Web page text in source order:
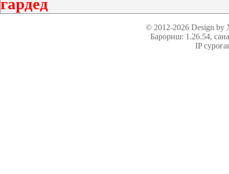
гардед
© 2012-2026 Design
Барориш: 1.26.54,
IP